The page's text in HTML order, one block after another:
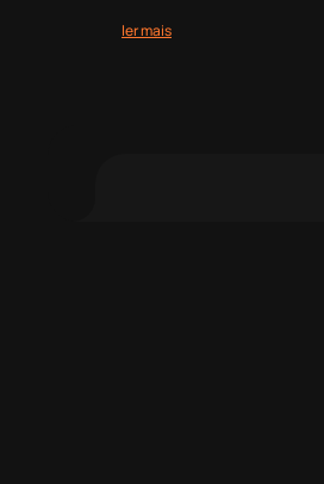
ler mais